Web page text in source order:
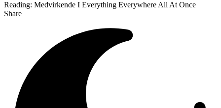
Reading: Medvirkende I Everything Everywhere All At Once
Share